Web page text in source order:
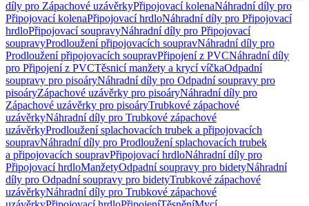
díly pro Zápachové uzávěrkyPřipojovací kolenaNáhradní díly pro
Připojovací kolenaPřipojovací hrdloNáhradní díly pro Připojovací
hrdloPřipojovací soupravyNáhradní díly pro Připojovací
soupravyProdloužení připojovacích soupravNáhradní díly pro
Prodloužení připojovacích soupravPřipojení z PVCNáhradní díly
pro Připojení z PVCTěsnicí manžety a krycí víčkaOdpadní
soupravy pro pisoáryNáhradní díly pro Odpadní soupravy pro
pisoáryZápachové uzávěrky pro pisoáryNáhradní díly pro
Zápachové uzávěrky pro pisoáryTrubkové zápachové
uzávěrkyNáhradní díly pro Trubkové zápachové
uzávěrkyProdloužení splachovacích trubek a připojovacích
soupravNáhradní díly pro Prodloužení splachovacích trubek
a připojovacích soupravPřipojovací hrdloNáhradní díly pro
Připojovací hrdloManžetyOdpadní soupravy pro bidetyNáhradní
díly pro Odpadní soupravy pro bidetyTrubkové zápachové
uzávěrkyNáhradní díly pro Trubkové zápachové